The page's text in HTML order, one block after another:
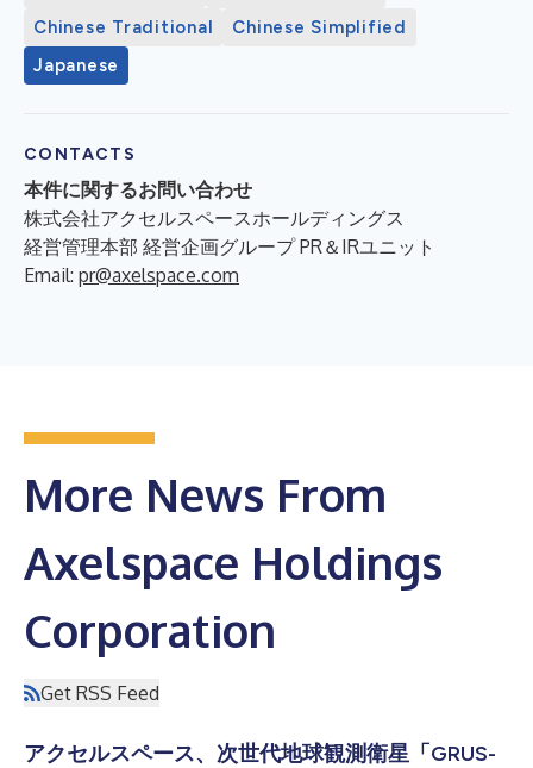
Chinese Traditional
Chinese Simplified
Japanese
CONTACTS
本件に関するお問い合わせ
株式会社アクセルスペースホールディングス
経営管理本部 経営企画グループ PR＆IRユニット
Email: pr@axelspace.com
More News From
Axelspace Holdings
Corporation
Get RSS Feed
アクセルスペース、次世代地球観測衛星「GRUS-